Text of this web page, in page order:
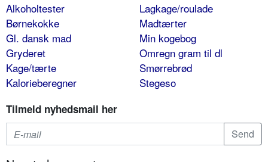
Alkoholtester
Børnekokke
Gl. dansk mad
Gryderet
Kage/tærte
Kalorieberegner
Lagkage/roulade
Madtærter
Min kogebog
Omregn gram til dl
Smørrebrød
Stegeso
Tilmeld nyhedsmail her